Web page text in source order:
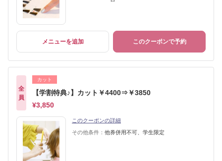
メニューを追加 このクーポンで予約
全
員
カット
【学割特典♪】カット￥4400⇒￥3850
¥3,850
このクーポンの詳細
その他条件： 他券併用不可、学生限定